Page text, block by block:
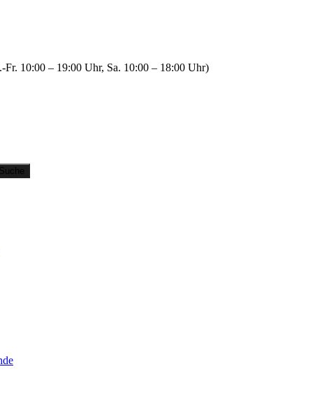
Fr. 10:00 – 19:00 Uhr, Sa. 10:00 – 18:00 Uhr)
Suche